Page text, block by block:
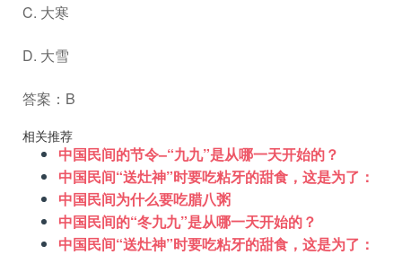
C. 大寒
D. 大雪
答案：B
相关推荐
中国民间的节令–“九九”是从哪一天开始的？
中国民间“送灶神”时要吃粘牙的甜食，这是为了：
中国民间为什么要吃腊八粥
中国民间的“冬九九”是从哪一天开始的？
中国民间“送灶神”时要吃粘牙的甜食，这是为了：